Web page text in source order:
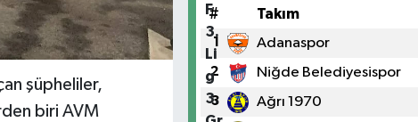
şüpheliler,
biri AVM
# Takım
1 Adanaspor
2 Niğde Belediyesispor
3 Ağrı 1970